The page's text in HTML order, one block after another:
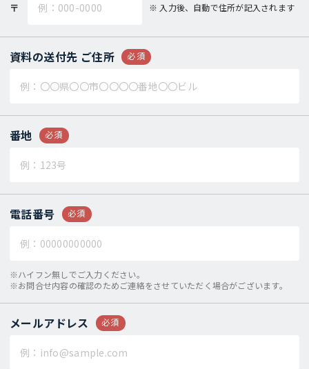
〒 入力後、自動で住所が記入されます
資料の送付先 ご住所 必須
番地 必須
電話番号 必須
※ハイフン無しでご入力ください。
※お問合せ内容の確認のためご連絡をさせていただく場合がございます。
メールアドレス 必須